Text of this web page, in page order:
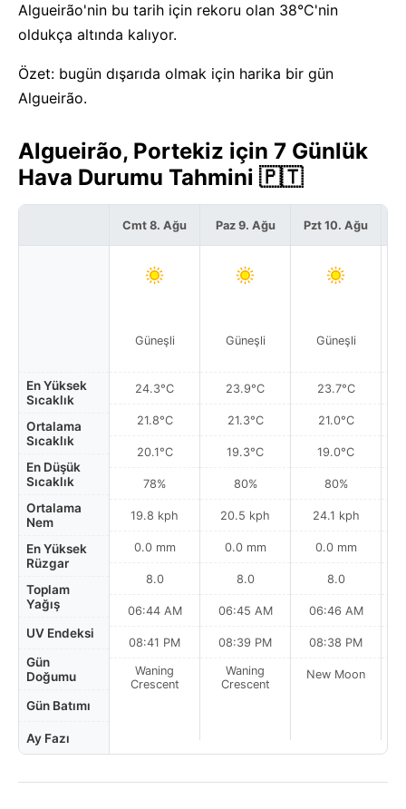
Algueirão'nin bu tarih için rekoru olan 38°C'nin
oldukça altında kalıyor.
Özet: bugün dışarıda olmak için harika bir gün
Algueirão.
Algueirão, Portekiz için 7 Günlük
Hava Durumu Tahmini 🇵🇹
En Yüksek
Sıcaklık
Ortalama
Sıcaklık
En Düşük
Sıcaklık
Ortalama
Nem
En Yüksek
Rüzgar
Toplam
Yağış
UV Endeksi
Gün
Doğumu
Gün Batımı
Ay Fazı
Cmt 8. Ağu
Güneşli
24.3°C
21.8°C
20.1°C
78%
19.8 kph
0.0 mm
8.0
06:44 AM
08:41 PM
Waning
Crescent
Paz 9. Ağu
Güneşli
23.9°C
21.3°C
19.3°C
80%
20.5 kph
0.0 mm
8.0
06:45 AM
08:39 PM
Waning
Crescent
Pzt 10. Ağu
Güneşli
23.7°C
21.0°C
19.0°C
80%
24.1 kph
0.0 mm
8.0
06:46 AM
08:38 PM
New Moon